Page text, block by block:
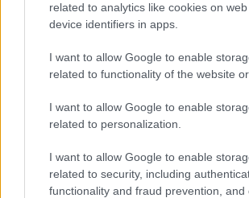
related to analytics like cookies on
device identifiers in apps.
I want to allow Google to enable
related to functionality of the website or
I want to allow Google to enable
related to personalization.
I want to allow Google to enable
related to security, including
functionality and fraud prevention, and
La tasa de desempleo en
10,1% en junio, por encima
la UE
España registra una tasa de desempleo del